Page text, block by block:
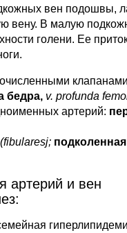
вен подошвы,
вену. В малую
голени. Ее
бедра, v. profunda
артерий:
артерий и вен